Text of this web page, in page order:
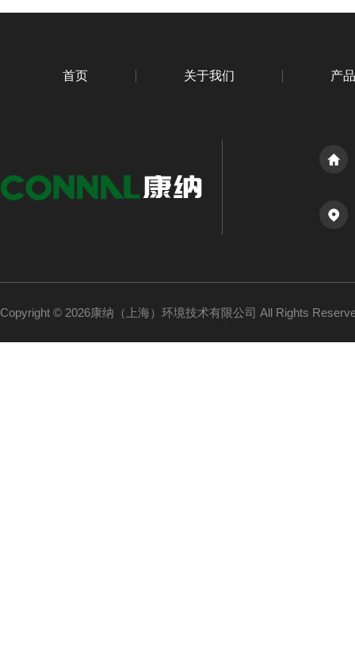
首页 关于我们 产
Copyright © 2026康纳（上海）环境技术有限公司 All Rights